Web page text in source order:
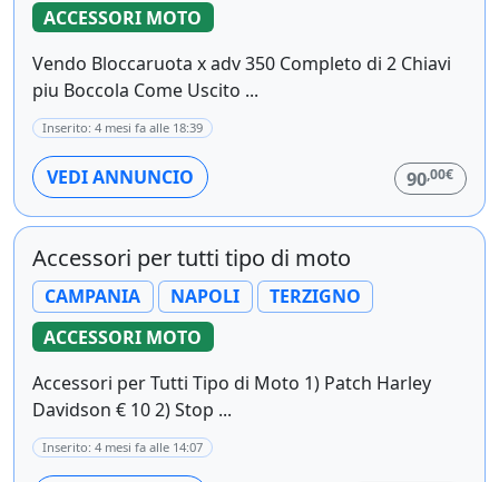
ACCESSORI MOTO
Vendo Bloccaruota x adv 350 Completo di 2 Chiavi
piu Boccola Come Uscito ...
Inserito: 4 mesi fa alle 18:39
VEDI ANNUNCIO 90,00€
Accessori per tutti tipo di moto
CAMPANIA NAPOLI
TERZIGNO
ACCESSORI MOTO
Accessori per Tutti Tipo di Moto 1) Patch Harley
Davidson € 10 2) Stop ...
Inserito: 4 mesi fa alle 14:07